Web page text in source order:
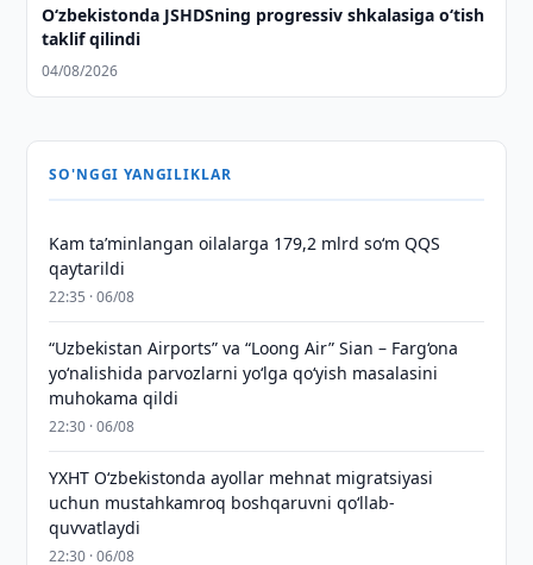
O‘zbekistonda JSHDSning progressiv shkalasiga o‘tish
taklif qilindi
04/08/2026
SO'NGGI YANGILIKLAR
Kam taʼminlangan oilalarga 179,2 mlrd so‘m QQS
qaytarildi
22:35 · 06/08
“Uzbekistan Airports” va “Loong Air” Sian – Farg‘ona
yo‘nalishida parvozlarni yo‘lga qo‘yish masalasini
muhokama qildi
22:30 · 06/08
YXHT O‘zbekistonda ayollar mehnat migratsiyasi
uchun mustahkamroq boshqaruvni qo‘llab-
quvvatlaydi
22:30 · 06/08